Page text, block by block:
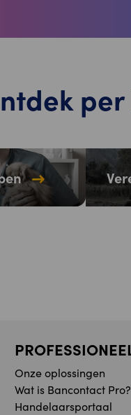
Onze oplossingen
Wat is Bancontact Pro?
Handelaarsportaal